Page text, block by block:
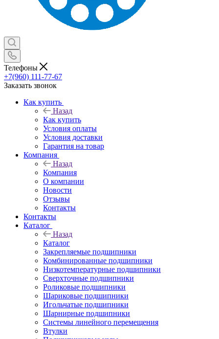
Телефоны
+7(960) 111-77-67
Заказать звонок
Как купить
Назад
Как купить
Условия оплаты
Условия доставки
Гарантия на товар
Компания
Назад
Компания
О компании
Новости
Отзывы
Контакты
Контакты
Каталог
Назад
Каталог
Закрепляемые подшипники
Комбинированные подшипники
Низкотемпературные подшипники
Сверхточные подшипники
Роликовые подшипники
Шариковые подшипники
Игольчатые подшипники
Шарнирные подшипники
Системы линейного перемещения
Втулки